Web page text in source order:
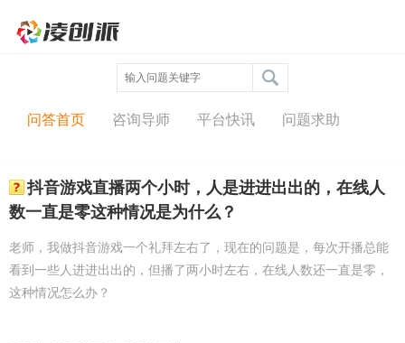
问答中心
问答首页 咨询导师 平台快讯 问题求助
抖音游戏直播两个小时，人是进进出出的，在线人
数一直是零这种情况是为什么？
老师，我做抖音游戏一个礼拜左右了，现在的问题是，每次开播总能
看到一些人进进出出的，但播了两小时左右，在线人数还一直是零，
这种情况怎么办？